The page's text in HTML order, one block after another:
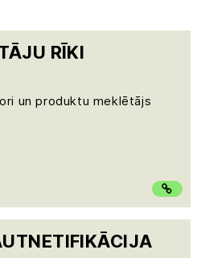
RĪKI
un produktu meklētājs